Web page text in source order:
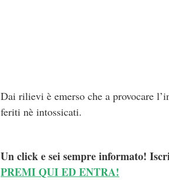
Dai rilievi è emerso che a provocare
feriti nè intossicati.
Un click e sei sempre informato!
PREMI QUI ED ENTRA!